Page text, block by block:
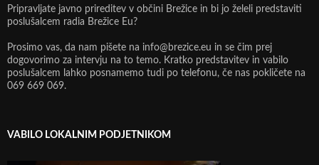
Pripravljate javno prireditev v občini Brežice in bi jo želeli predstaviti
poslušalcem radia Brežice Eu?
Prosimo vas, da nam pišete na info@brezice.eu in se čim prej
dogovorimo za intervju na to temo. Kratko predstavitev in vabilo
poslušalcem lahko posnamemo tudi po telefonu, če nas pokličete na
069 669 069.
VABILO LOKALNIM PODJETNIKOM